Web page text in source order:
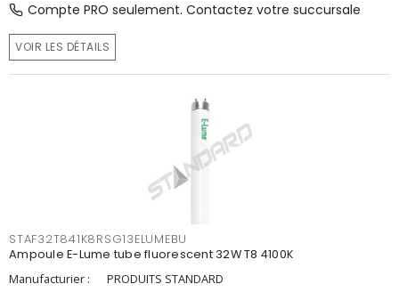
Compte PRO seulement. Contactez votre succursale
VOIR LES DÉTAILS
STAF32T841K8RSG13ELUMEBU
Ampoule E-Lume tube fluorescent 32W T8 4100K
Manufacturier :
PRODUITS STANDARD